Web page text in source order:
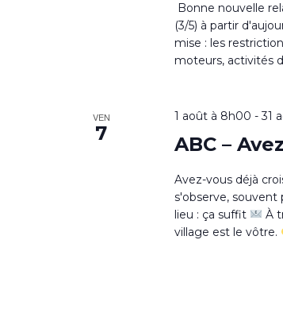
Bonne nouvelle
(3/5) à partir
mise : les
moteurs, activités
VEN
7
1 août à 8h00 -31
ABC –
Avez-vous déjà
s'observe,
lieu : ça suffit
À
village est le vôtre.